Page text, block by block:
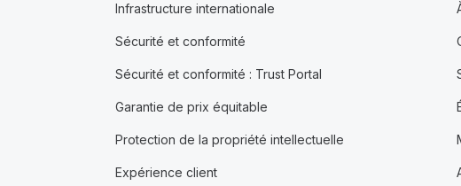
Infrastructure internationale
Sécurité et conformité
Sécurité et conformité : Trust Portal
Garantie de prix équitable
Protection de la propriété intellectuelle
Expérience client